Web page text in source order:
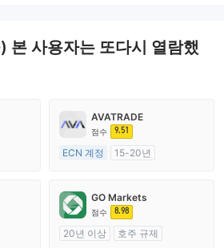
본 사용자는 또다시 열람했
AVATRADE
점수 9.51
ECN 계정
15-20년
외환 거래 라이선스 (MM)
마스터 레이블 MT4
GO Markets
점수 8.98
20년 이상
호주 규제